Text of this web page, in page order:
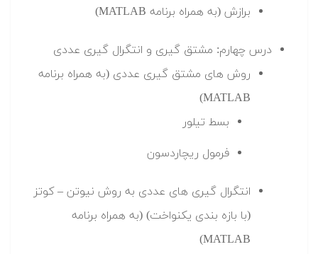
برازش (به همراه برنامه MATLAB)
درس چهارم: مشتق گیری و انتگرال گیری عددی
روش های مشتق گیری عددی (به همراه برنامه
MATLAB)
بسط تیلور
فرمول ریچاردسون
انتگرال گیری های عددی به روش نیوتن – کوتز
(با بازه بندی یکنواخت) (به همراه برنامه
MATLAB)